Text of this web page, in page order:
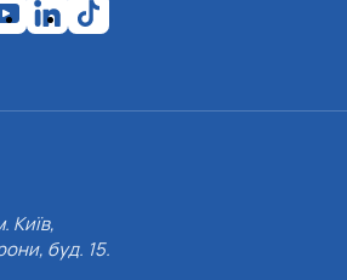
Київ,
буд. 15.